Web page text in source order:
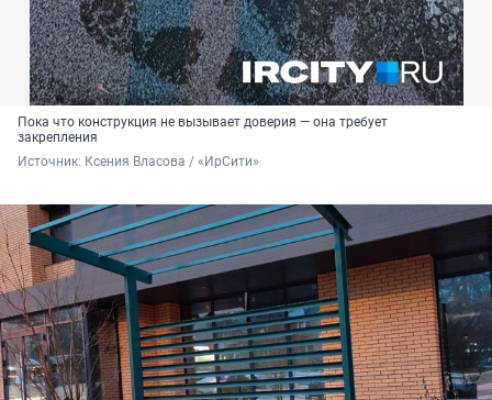
Пока что конструкция не вызывает доверия — она требует
закрепления
Источник: Ксения Власова / «ИрСити»